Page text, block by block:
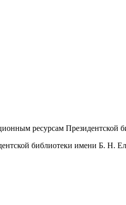
ресурсам Президентской
библиотеки имени Б. Н.